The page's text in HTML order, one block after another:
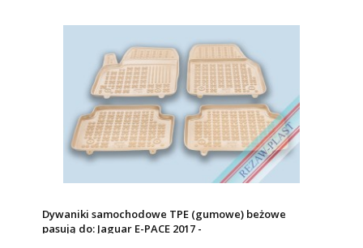
Dywaniki samochodowe TPE (gumowe) beżowe
pasują do: Jaguar E-PACE 2017 -